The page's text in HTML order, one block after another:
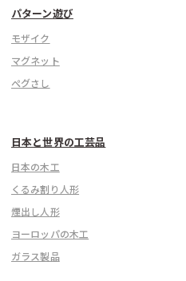
パターン遊び
モザイク
マグネット
ぺグさし
日本と世界の工芸品
日本の木工
くるみ割り人形
煙出し人形
ヨーロッパの木工
ガラス製品